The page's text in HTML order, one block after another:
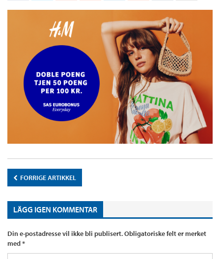
FORRIGE ARTIKKEL
LÄGG IGEN KOMMENTAR
Din e-postadresse vil ikke bli publisert.Obligatoriske felt er merket
med*